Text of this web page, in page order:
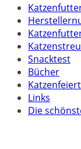
Snacktest
Bücher
Links
Die